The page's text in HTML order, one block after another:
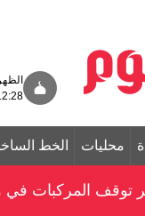
الظهر
محليات الخط
توقف المركبات